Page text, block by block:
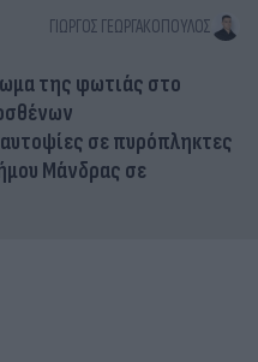
ΓΙΏΡΓΟΣ ΓΕΩΡΓΑΚΌΠΟΥΛΟΣ
της φωτιάς στο
σε πυρόπληκτες
Μάνδρας σε